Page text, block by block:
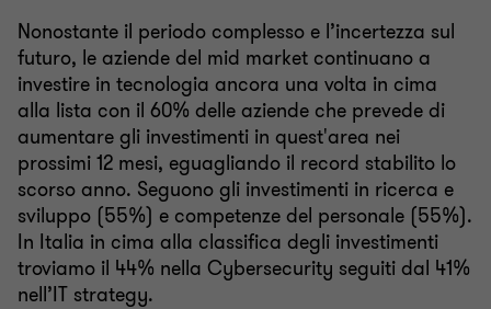
Nonostante il periodo complesso e l’incertezza sul
futuro, le aziende del mid market continuano a
investire in tecnologia ancora una volta in cima
alla lista con il 60% delle aziende che prevede di
aumentare gli investimenti in quest'area nei
prossimi 12 mesi, eguagliando il record stabilito lo
scorso anno. Seguono gli investimenti in ricerca e
sviluppo (55%) e competenze del personale (55%).
In Italia in cima alla classifica degli investimenti
troviamo il 44% nella Cybersecurity seguiti dal 41%
nell’IT strategy.